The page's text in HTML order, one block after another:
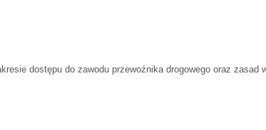
dostępu do zawodu przewoźnika drogowego oraz